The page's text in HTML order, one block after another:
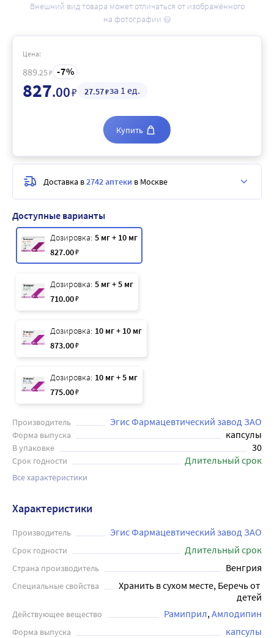
Внешний вид товара может отличаться от изображённого
на фотографии
Доступные варианты
Дозировка: 5 мг + 10 мг
827.00₽
Дозировка: 5 мг + 5 мг
710.00₽
Дозировка: 10 мг + 10 мг
873.00₽
Дозировка: 10 мг + 5 мг
775.00₽
Производитель Эгис Фармацевтический завод ЗАО
Форма выпуска капсулы
В упаковке 30
Срок годности Длительный срок
Все характеристики
Цена:
889.25 ₽ 7
827.00₽ 27.57₽за 1 ед.
Купить
Доставка в2742 аптеки в Москве
Характеристики
Производитель Эгис Фармацевтический завод ЗАО
Срок годности Длительный срок
Страна производитель Венгрия
Специальные свойства
Хранить в сухом месте, Беречь от
детей
Действующее вещество Рамиприл Амлодипин
Форма выпуска капсулы